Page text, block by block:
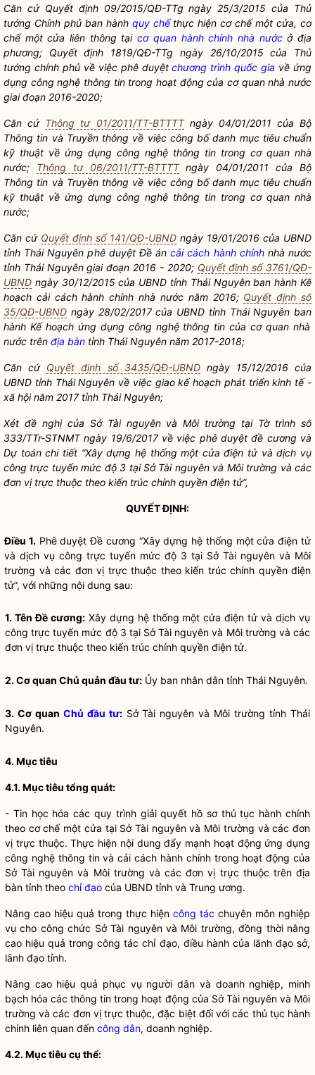
Căn cứ Quyết định 09/2015/QĐ-TTg ngày 25/3/2015 của Thủ
tướng Chính phủ ban hành quy chếthực hiện cơ chế một cửa, cơ
chế một cửa liên thông tạicơ quan hành chính nhà nướcở địa
phương; Quyết định 1819/QĐ-TTg ngày 26/10/2015 của Thủ
tướng chính phủ về việc phê duyệtchương trình quốc gia về ứng
dụng công nghệ thông tin trong hoạt động của cơ quan nhà nước
giai đoạn 2016-2020;
Căn cứ Thông tư 01/2011/TT-BTTTTngày 04/01/2011 của Bộ
Thông tin và Truyền thông về việc công bố danh mục tiêu chuẩn
kỹ thuật về ứng dụng công nghệ thông tin trong cơ quan nhà
nước; Thông tư 06/2011/TT-BTTTTngày 04/01/2011 của Bộ
Thông tin và Truyền thông về việc công bố danh mục tiêu chuẩn
kỹ thuật về ứng dụng công nghệ thông tin trong cơ quan nhà
nước;
Căn cứ Quyết định số 141/QĐ-UBND ngày 19/01/2016 của UBND
tỉnh Thái Nguyên phê duyệt Đề áncải cách hành chính nhà nước
tỉnh Thái Nguyên giai đoạn 2016 - 2020; Quyết định số 3761/QĐ-
UBND ngày 30/12/2015 của UBND tỉnh Thái Nguyên ban hành Kế
hoạch cải cách hành chính nhà nướcnăm 2016; Quyết định số
35/QĐ-UBND ngày 28/02/2017 của UBND tỉnh Thái Nguyên ban
hành Kế hoạch ứng dụng công nghệ thông tin của cơ quannhà
nước trên địa bàn tỉnh Thái Nguyên năm 2017-2018;
Căn cứ Quyết định số 3435/QĐ-UBNDngày 15/12/2016 của
UBND tỉnh Thái Nguyên về việc giao kế hoạch phát triển kinh tế -
xã hội năm 2017 tỉnh Thái Nguyên;
Xét đề nghịcủa Sở Tài nguyên và Môi trường tại Tờ trình số
333/TTr-STNMT ngày 19/6/2017 về việc phê duyệt đề cương và
Dự toán chi tiết “Xây dựng hệ thống một cửa điện tử và dịch vụ
công trực tuyến mức độ 3 tại Sở Tài nguyên và Môi trường và các
đơn vị trực thuộc theo kiến trúc chính quyền điện tử”,
QUYẾT ĐỊNH:
Điều 1.Phê duyệt Đề cương “Xây dựng hệ thống một cửa điện tử
và dịch vụ công trực tuyến mức độ 3 tại Sở Tài nguyên và Môi
trường và các đơn vị trực thuộc theo kiến trúc chính quyềnđiện
tử”, với những nội dung sau:
1. Tên Đề cương:Xây dựng hệ thống một cửa điện tử và dịch vụ
công trực tuyến mức độ 3 tại Sở Tài nguyên và Môi trường và các
đơn vị trực thuộc theo kiến trúc chính quyền điện tử.
2. Cơ quan Chủ quản đầu tư: Ủy ban nhân dân tỉnh Thái Nguyên.
3. Cơ quan Chủ đầu tư:Sở Tài nguyên và Môi trường tỉnh Thái
Nguyên.
4. Mục tiêu
4.1. Mục tiêu tổng quát:
- Tin học hóa các quy trình giải quyết hồ sơ thủ tục hành chính
theo cơ chế một cửa tại Sở Tài nguyên và Môi trường và các đơn
vị trực thuộc. Thực hiện nội dung đẩy mạnh hoạt động ứng dụng
công nghệ thông tin vàcải cách hành chínhtrong hoạt động của
Sở Tài nguyên và Môi trường và các đơn vị trực thuộc trên địa
bàn tỉnh theo chỉ đạo của UBND tỉnh và Trung ương.
Nâng cao hiệu quả trong thực hiện công tác chuyên môn nghiệp
vụ cho công chức Sở Tài nguyên và Môi trường, đồng thời nâng
cao hiệu quả trongcông tác chỉ đạo, điều hành của lãnh đạo sở,
lãnh đạo tỉnh.
Nâng cao hiệu quả phục vụ người dân và doanh nghiệp, minh
bạch hóa các thông tin trong hoạt động của Sở Tài nguyên và Môi
trường và các đơn vị trực thuộc, đặc biệt đối với các thủ tục hành
chính liên quan đến công dân, doanh nghiệp.
4.2. Mục tiêu cụ thể: